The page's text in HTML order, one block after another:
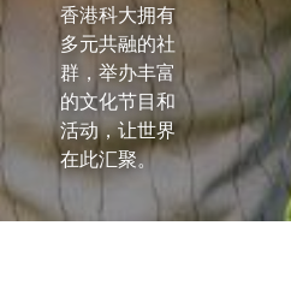
香港科大拥有
多元共融的社
群，举办丰富
的文化节目和
活动，让世界
在此汇聚。